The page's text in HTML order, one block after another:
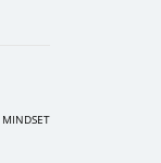
MINDSET